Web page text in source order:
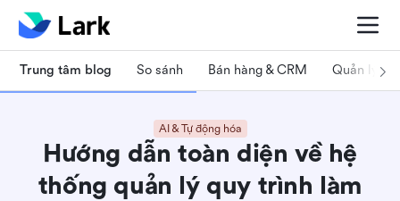
Trung tâm blog So sánh Bán hàng & CRM Quản lý dự
AI & Tự động hóa
Hướng dẫn toàn diện về hệ
thống quản lý quy trình làm